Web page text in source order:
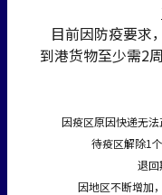
目前因防疫要求
到港货物至少需2
因疫区原因快递无法
待疫区解除1
退回
因地区不断增加